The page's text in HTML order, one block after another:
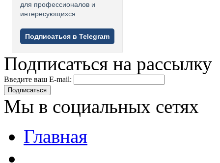
для профессионалов и
интересующихся
Подписаться в Telegram
Подписаться на рассылку
Введите ваш E-mail:
Подписаться
Мы в социальных сетях
Главная